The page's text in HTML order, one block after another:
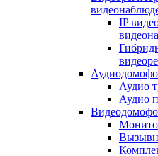
IP
Аудио
Аудио